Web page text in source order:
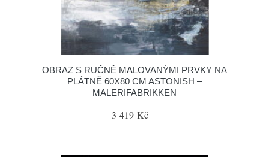
OBRAZ S RUČNĚ MALOVANÝMI PRVKY NA
PLÁTNĚ 60X80 CM ASTONISH –
MALERIFABRIKKEN
3 419 Kč